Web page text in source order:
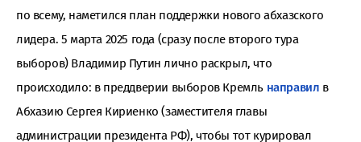
по всему, наметился план поддержки нового абхазского
лидера. 5 марта 2025 года (сразу после второго тура
выборов) Владимир Путин лично раскрыл, что
происходило: в преддверии выборов Кремль направил в
Абхазию Сергея Кириенко (заместителя главы
администрации президента РФ), чтобы тот курировал